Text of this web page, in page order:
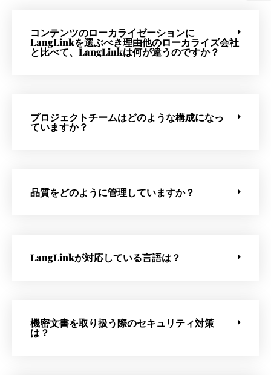
コンテンツのローカライゼーションに
LangLinkを選ぶべき理由他のローカライズ会社
と比べて、LangLinkは何が違うのですか？
プロジェクトチームはどのような構成になっ
ていますか？
品質をどのように管理していますか？
LangLinkが対応している言語は？
機密文書を取り扱う際のセキュリティ対策
は？